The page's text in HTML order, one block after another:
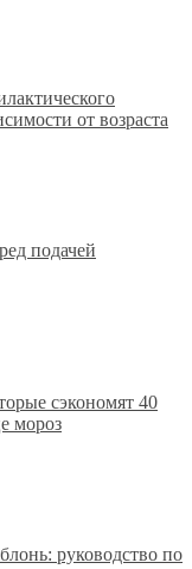
от возраста
подачей
сэкономят 40
мороз
руководство по